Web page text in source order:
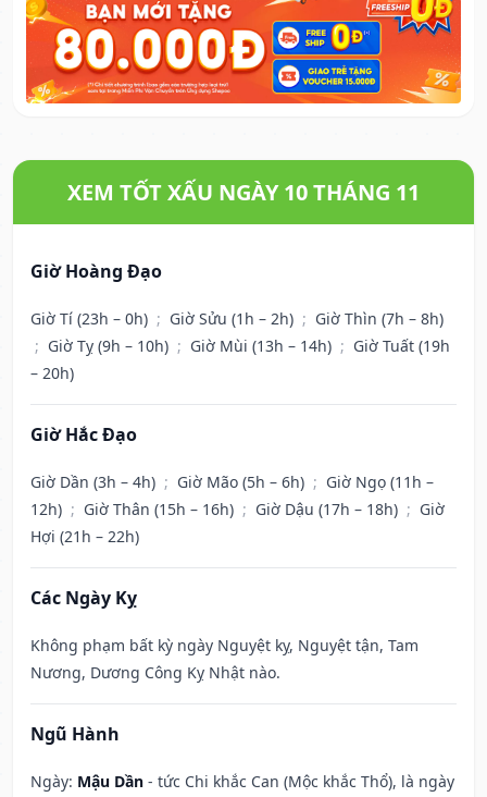
XEM TỐT XẤU NGÀY 10 THÁNG 11
Giờ Hoàng Đạo
Giờ Tí (23h – 0h) ; Giờ Sửu (1h – 2h) ; Giờ Thìn (7h – 8h)
; Giờ Tỵ (9h – 10h) ; Giờ Mùi (13h – 14h) ; Giờ Tuất (19h
– 20h)
Giờ Hắc Đạo
Giờ Dần (3h – 4h) ; Giờ Mão (5h – 6h) ; Giờ Ngọ (11h –
12h) ; Giờ Thân (15h – 16h) ; Giờ Dậu (17h – 18h) ; Giờ
Hợi (21h – 22h)
Các Ngày Kỵ
Không phạm bất kỳ ngày Nguyệt kỵ, Nguyệt tận, Tam
Nương, Dương Công Kỵ Nhật nào.
Ngũ Hành
Ngày: Mậu Dần - tức Chi khắc Can (Mộc khắc Thổ), là ngày